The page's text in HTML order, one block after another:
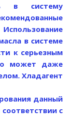
в систему
в системе
к серьезным
может даже
Хладагент
данный
с